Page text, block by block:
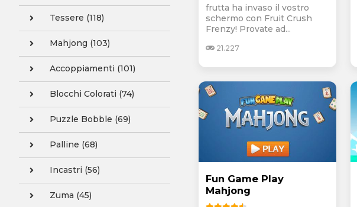
Tessere (118)
Mahjong (103)
Accoppiamenti (101)
Blocchi Colorati (74)
Puzzle Bobble (69)
Palline (68)
Incastri (56)
Zuma (45)
frutta ha invaso il vostro
schermo con Fruit Crush
Frenzy! Provate ad...
21.227
Fun Game Play
Mahjong